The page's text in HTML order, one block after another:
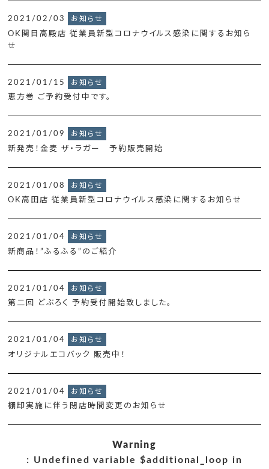
2021/02/03 お知らせ
OK関目高殿店 従業員新型コロナウイルス感染に関するお知ら
せ
2021/01/15 お知らせ
恵方巻 ご予約受付中です。
2021/01/09 お知らせ
新発売！金麦 ザ・ラガー 予約販売開始
2021/01/08 お知らせ
OK高田店 従業員新型コロナウイルス感染に関するお知らせ
2021/01/04 お知らせ
新商品！”ふるふる”のご紹介
2021/01/04 お知らせ
第二回 どぶろく 予約受付開始致しました。
2021/01/04 お知らせ
オリジナルエコバック 販売中！
2021/01/04 お知らせ
棚卸実施に伴う閉店時間変更のお知らせ
Warning
: Undefined variable $additional_loop in